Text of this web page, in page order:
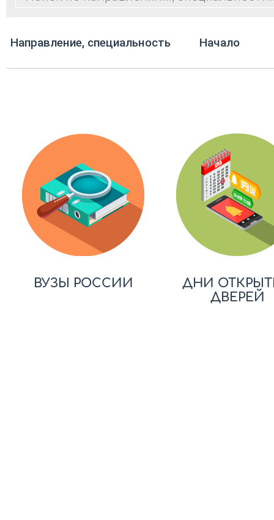
Направление, специальность Начало
ВУЗЫ РОССИИ
ДНИ
ДВЕРЕЙ